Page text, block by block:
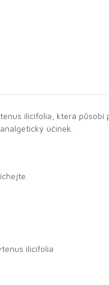
ilicifolia, která působí
účinek.
ilicifolia